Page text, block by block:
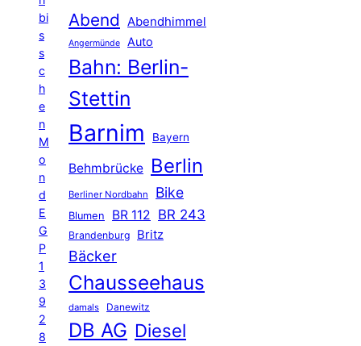
bi
s
s
c
h
e
n
M
o
n
d
E
G
P
1
3
9
2
8
Abend Abendhimmel
Angermünde Auto
Bahn: Berlin-
Stettin
Barnim Bayern
Behmbrücke Berlin
Berliner Nordbahn Bike
Blumen BR 112 BR 243
Brandenburg Britz
Bäcker
Chausseehaus
damals Danewitz
DB AG Diesel